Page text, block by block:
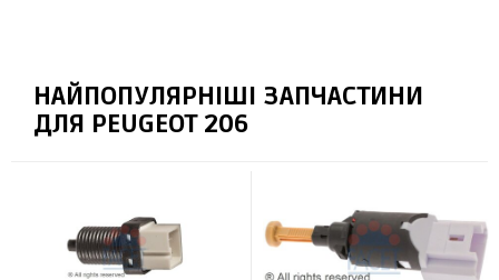
НАЙПОПУЛЯРНІШІ ЗАПЧАСТИНИ
ДЛЯ PEUGEOT 206